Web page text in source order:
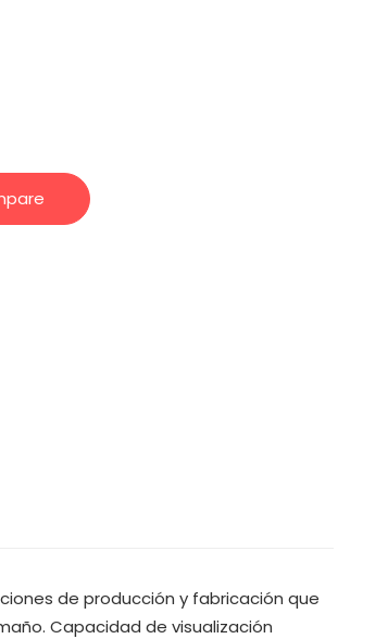
de producción y fabricación que
Capacidad de visualización